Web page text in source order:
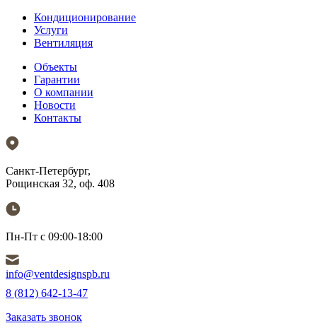
Кондиционирование
Услуги
Вентиляция
Объекты
Гарантии
О компании
Новости
Контакты
Санкт-Петербург,
Рощинская 32, оф. 408
Пн-Пт с 09:00-18:00
info@ventdesignspb.ru
8 (812) 642-13-47
Заказать звонок